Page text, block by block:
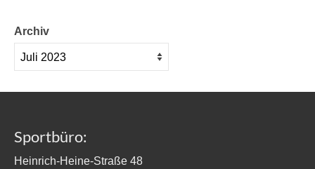
Archiv
Sportbüro:
Heinrich-Heine-Straße 48